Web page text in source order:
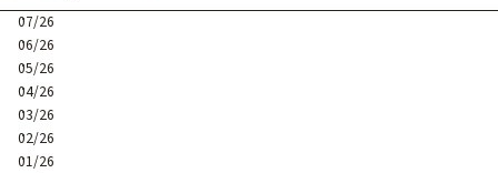
07/26
06/26
05/26
04/26
03/26
02/26
01/26